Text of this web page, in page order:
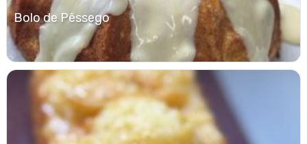
Bolo de Pêssego